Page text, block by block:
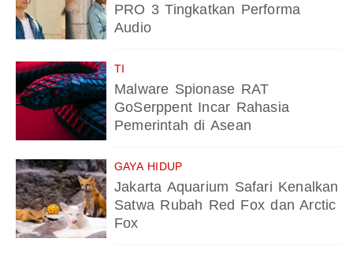
PRO 3 Tingkatkan Performa
Audio
TI
Malware Spionase RAT
GoSerppent Incar Rahasia
Pemerintah di Asean
GAYA HIDUP
Jakarta Aquarium Safari Kenalkan
Satwa Rubah Red Fox dan Arctic
Fox